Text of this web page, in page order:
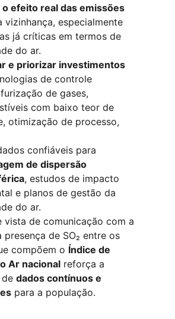
o efeito real das emissões
vizinhança, especialmente
já críticas em termos de
do ar.
e priorizar investimentos
de controle
de gases,
com baixo teor de
otimização de processo,
confiáveis para
de dispersão
, estudos de impacto
e planos de gestão da
do ar.
vista de comunicação com a
presença de SO₂ entre os
compõem o Índice de
Ar nacional reforça a
dados contínuos e
para a população.